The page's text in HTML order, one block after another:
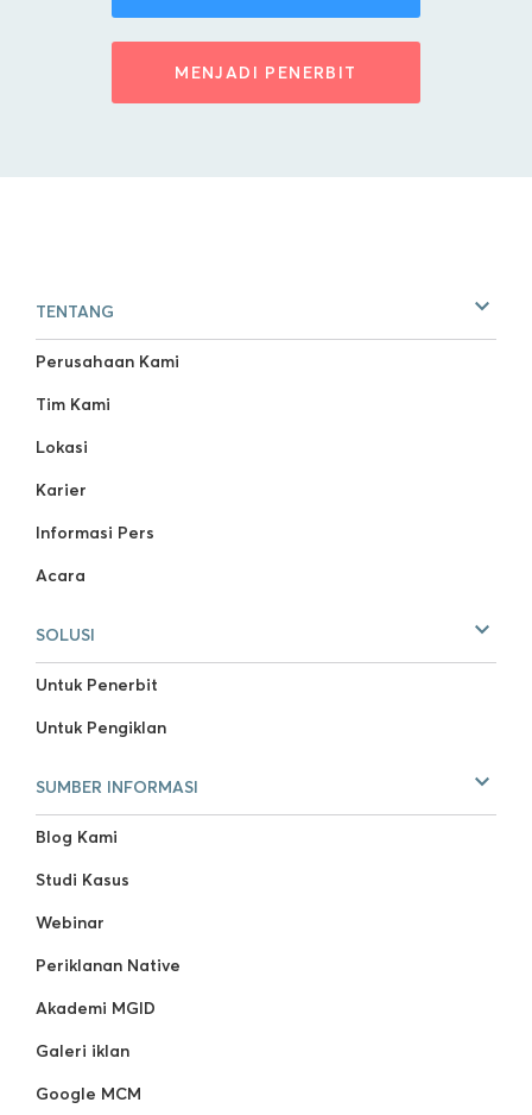
MENJADI PENERBIT
TENTANG
Perusahaan Kami
Tim Kami
Lokasi
Karier
Informasi Pers
Acara
SOLUSI
Untuk Penerbit
Untuk Pengiklan
SUMBER INFORMASI
Blog Kami
Studi Kasus
Webinar
Periklanan Native
Akademi MGID
Galeri iklan
Google MCM